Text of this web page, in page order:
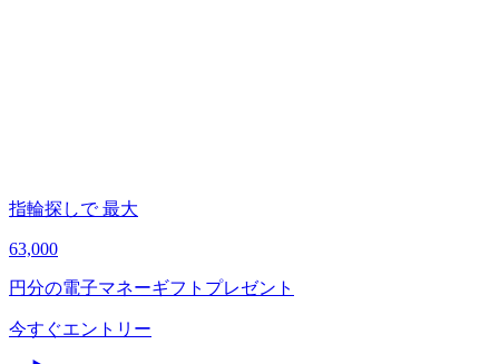
指輪探しで最大
63,000
円分の電子マネーギフトプレゼント
今すぐエントリー